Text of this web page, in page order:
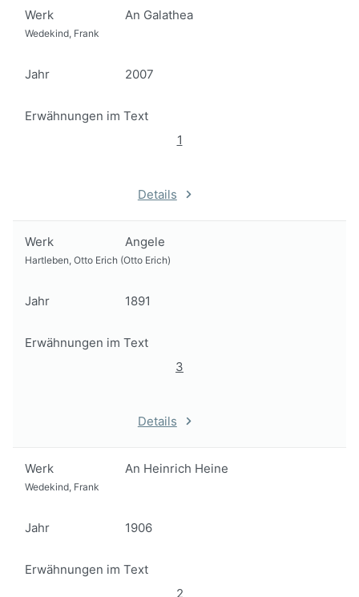
Werk An Galathea
Wedekind, Frank
Jahr 2007
Erwähnungen im Text
1
Details
Werk Angele
Hartleben, Otto Erich (Otto Erich)
Jahr 1891
Erwähnungen im Text
3
Details
Werk An Heinrich Heine
Wedekind, Frank
Jahr 1906
Erwähnungen im Text
2